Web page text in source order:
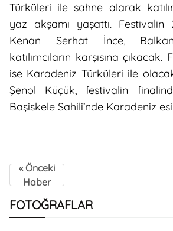
Türküleri ile sahne alarak
yaz akşamı yaşattı.
Kenan Serhat İnce,
katılımcıların karşısına çıkacak.
ise Karadeniz Türküleri ile
Şenol Küçük, festivalin
Başiskele Sahili’nde Karadeniz
« Önceki
Haber
FOTOĞRAFLAR